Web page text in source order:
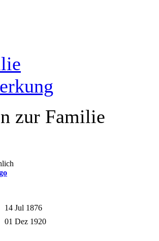
zur Familie
14 Jul 1876
01 Dez 1920